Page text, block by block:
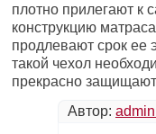
плотно прилегают к
конструкцию
продлевают срок ее
такой чехол
прекрасно
Автор: